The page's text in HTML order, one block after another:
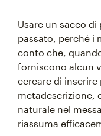
Usare un sacco
passato, perché i
conto che,
forniscono alcun
cercare di inserire
metadescrizione,
naturale nel
riassuma